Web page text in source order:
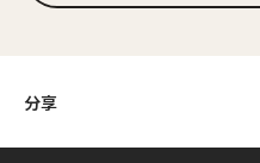
分享